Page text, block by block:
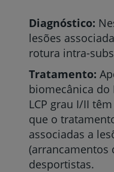
Diagnóstico:
lesões
rotura intra-
Tratamento:
biomecânica do
LCP grau I/II
que o
associadas a
(arrancamentos
desportistas.